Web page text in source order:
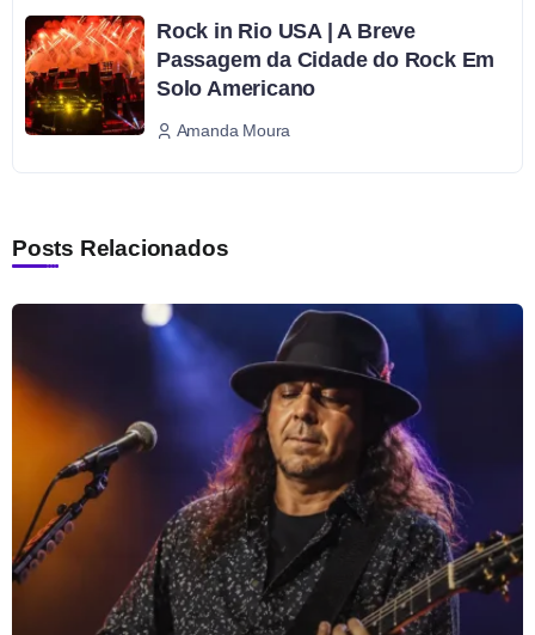
Rock in Rio USA | A Breve
Passagem da Cidade do Rock Em
Solo Americano
Amanda Moura
Posts Relacionados